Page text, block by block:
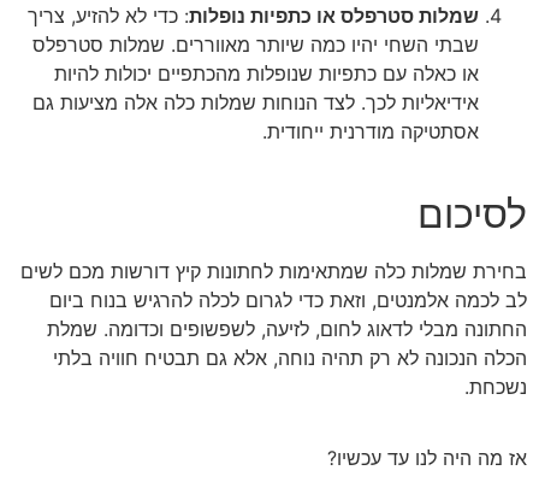
שמלות סטרפלס או כתפיות נופלות: כדי לא להזיע, צריך
שבתי השחי יהיו כמה שיותר מאווררים. שמלות סטרפלס
או כאלה עם כתפיות שנופלות מהכתפיים יכולות להיות
אידיאליות לכך. לצד הנוחות שמלות כלה אלה מציעות גם
אסתטיקה מודרנית ייחודית.
לסיכום
בחירת שמלות כלה שמתאימות לחתונות קיץ דורשות מכם לשים
לב לכמה אלמנטים, וזאת כדי לגרום לכלה להרגיש בנוח ביום
החתונה מבלי לדאוג לחום, לזיעה, לשפשופים וכדומה. שמלת
הכלה הנכונה לא רק תהיה נוחה, אלא גם תבטיח חוויה בלתי
נשכחת.
אז מה היה לנו עד עכשיו?